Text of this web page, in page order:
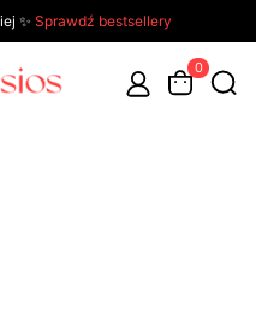
✨ Sprawdź bestsellery
0